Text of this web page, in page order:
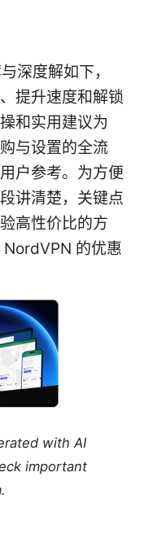
深度解如下，
提升速度和解锁
和实用建议为
与设置的全流
户参考。为方便
讲清楚，关键点
高性价比的方
的优惠
with AI
important